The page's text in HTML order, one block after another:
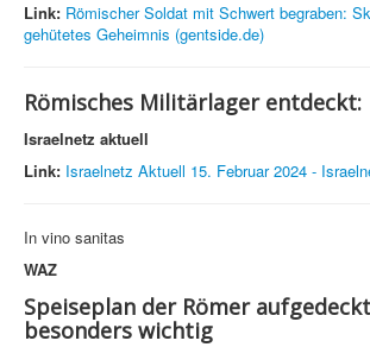
Link: Römischer Soldat mit Schwert begraben:
gehütetes Geheimnis (gentside.de)
Römisches Militärlager entdeckt:
Israelnetz aktuell
Link: Israelnetz Aktuell 15. Februar 2024 -
In vino sanitas
WAZ
Speiseplan der Römer
besonders wichtig